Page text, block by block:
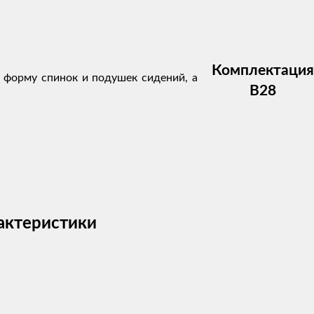
спинок и подушек сидений, а
Комплектация
В28